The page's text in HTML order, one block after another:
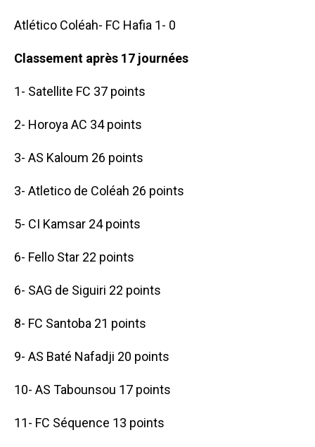
Atlético Coléah- FC Hafia 1- 0
Classement après 17 journées
1- Satellite FC 37 points
2- Horoya AC 34 points
3- AS Kaloum 26 points
3- Atletico de Coléah 26 points
5- CI Kamsar 24 points
6- Fello Star 22 points
6- SAG de Siguiri 22 points
8- FC Santoba 21 points
9- AS Baté Nafadji 20 points
10- AS Tabounsou 17 points
11- FC Séquence 13 points